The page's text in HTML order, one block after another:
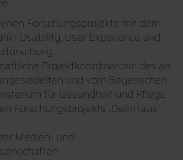
Forschungsprojekte mit dem
Usability, User Experience und
Projektkoordinatorin des an
und vom Bayerischen
für Gesundheit und Pflege
Forschungsprojekts „DeinHaus
Medien- und